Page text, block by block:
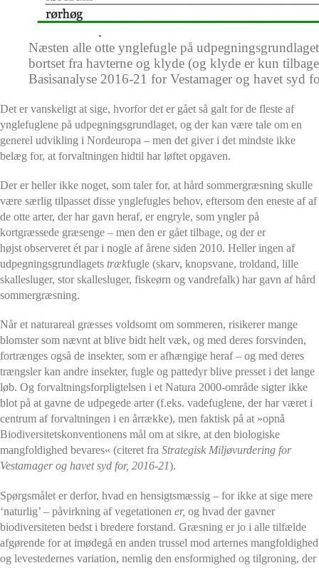
Næsten alle otte ynglefugle på
bortset fra havterne og klyde (og klyde er kun
Basisanalyse 2016-21 for Vestamager og havet syd
Det er vanskeligt at sige, hvorfor det er gået så galt for de fleste af
ynglefuglene på udpegningsgrundlaget, og der kan være tale om en
generel udvikling i Nordeuropa – men det giver i det mindste ikke
belæg for, at forvaltningen hidtil har løftet opgaven.
Der er heller ikke noget, som taler for, at hård sommergræsning skulle
være særlig tilpasset disse ynglefugles behov, eftersom den eneste af af
de otte arter, der har gavn heraf, er engryle, som yngler på
kortgræssede græsenge – men den er gået tilbage, og der er
højst observeret ét par i nogle af årene siden 2010. Heller ingen af
udpegningsgrundlagets trækfugle (skarv, knopsvane, troldand, lille
skallesluger, stor skallesluger, fiskeørn og vandrefalk) har gavn af hård
sommergræsning.
Når et naturareal græsses voldsomt om sommeren, risikerer mange
blomster som nævnt at blive bidt helt væk, og med deres forsvinden,
fortrænges også de insekter, som er afhængige heraf – og med deres
trængsler kan andre insekter, fugle og pattedyr blive presset i det lange
løb. Og forvaltningsforpligtelsen i et Natura 2000-område sigter ikke
blot på at gavne de udpegede arter (f.eks. vadefuglene, der har været i
centrum af forvaltningen i en årrække), men faktisk på at »opnå
Biodiversitetskonventionens mål om at sikre, at den biologiske
mangfoldighed bevares« (citeret fra Strategisk Miljøvurdering for
Vestamager og havet syd for, 2016-21).
Spørgsmålet er derfor, hvad en hensigtsmæssig – for ikke at sige mere
‘naturlig’ – påvirkning af vegetationen er, og hvad der gavner
biodiversiteten bedst i bredere forstand. Græsning er jo i alle tilfælde
afgørende for at imødegå en anden trussel mod arternes mangfoldighed
og levestedernes variation, nemlig den ensformighed og tilgroning, der